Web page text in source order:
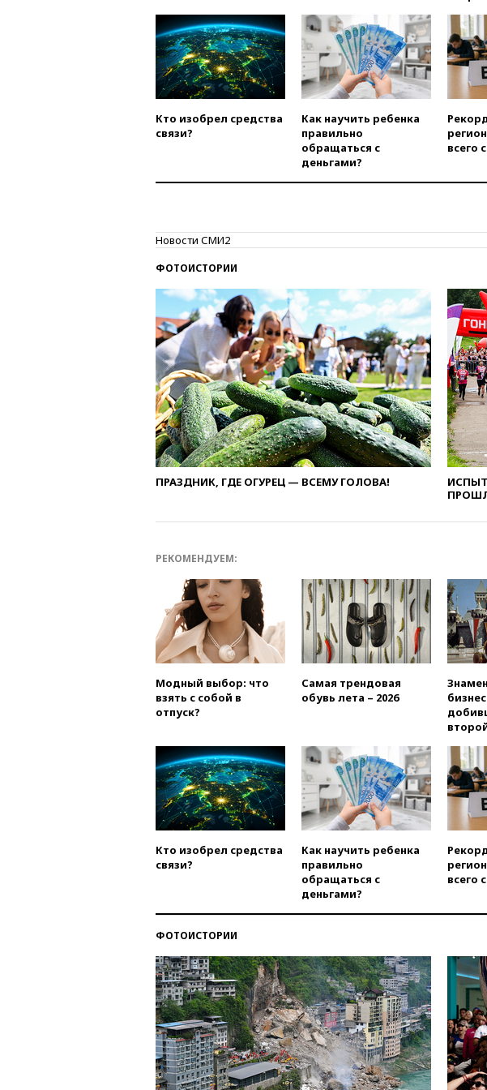
Кто изобрел средства
связи?
Как научить ребенка
правильно
обращаться с
деньгами?
всего
Новости СМИ2
ФОТОИСТОРИИ
ПРАЗДНИК, ГДЕ ОГУРЕЦ — ВСЕМУ ГОЛОВА!
РЕКОМЕНДУЕМ:
Модный выбор: что
взять с собой в
отпуск?
Самая трендовая
обувь лета – 2026
Кто изобрел средства
связи?
Как научить ребенка
правильно
обращаться с
деньгами?
всего
ФОТОИСТОРИИ